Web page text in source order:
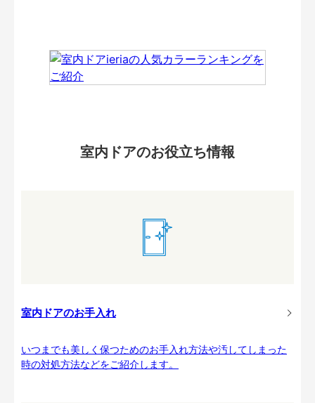
室内ドアのお役立ち情報
室内ドアのお手入れ
いつまでも美しく保つためのお手入れ方法や汚してしまった
時の対処方法などをご紹介します。